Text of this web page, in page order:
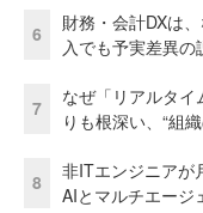
6
財務・会計DXは
入でも予実差異
7
なぜ「リアルタ
りも根深い、“組
8
非ITエンジニアが
AIとマルチエージ